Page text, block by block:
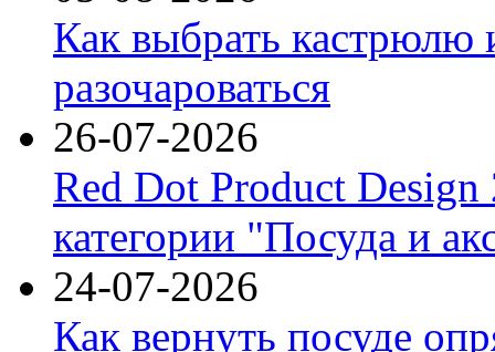
Как выбрать кастрюлю
разочароваться
26-07-2026
Red Dot Product Design
категории "Посуда и
24-07-2026
Как вернуть посуде